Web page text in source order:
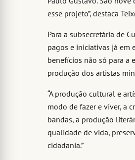
esse projeto”, destaca
Para a subsecretária de
pagos e iniciativas já em
benefícios não só para a
produção dos artistas
“A produção cultural e
modo de fazer e viver, a
bandas, a produção
qualidade de vida,
cidadania.”